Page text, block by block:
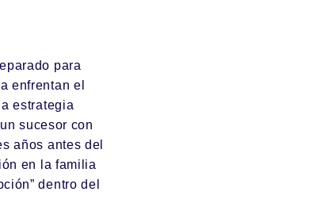
para
enfrentan el
estrategia
sucesor con
años antes del
en la familia
dentro del